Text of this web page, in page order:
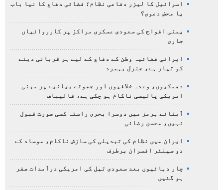
اسرائیل کا لیزر دفاعی نظام؛ فضائی دفاع کا نیا باب
یا محض دعوی؟
یمنی افواج کی سعودی عسکری مراکز پر کارروائیاں
جاری
ایرانی فضائیہ وطن کے دفاع کے لیے ہر قربانی دینے
کو تیار ہے، جنرل بہمرد
دھمکیوں، وعدہ خلافیوں اور جھوٹے بیانیے پر مبنی
امریکی پالیسی ناکام ہو چکی ہے، قالیباف
آبنائے ہرمز میں دوسرا بحری راستہ کسی صورت قبول
نہیں، محسن رضائی
ایران میں نظام کی تبدیلی کی سازش ناکام، موساد کے
دو سینئر افسران برطرف
چار دہائیوں بعد سعودی تیل کی امریکی درآمدات صفر
ہو گئیں